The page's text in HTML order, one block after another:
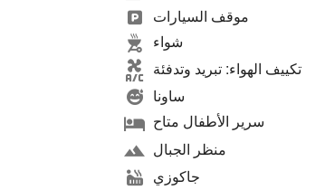
موقف السيارات
شواء
تكييف الهواء: تبريد وتدفئة
ساونا
سرير الأطفال متاح
منظر الجبال
جاكوزي